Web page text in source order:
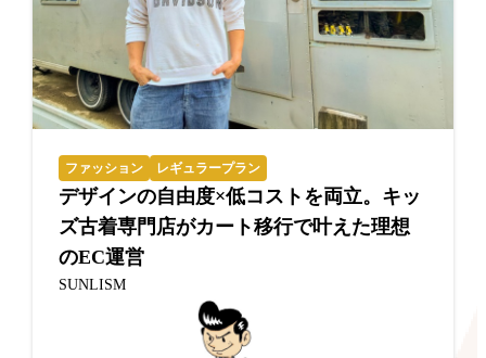
ファッション レギュラープラン
デザインの自由度×低コストを両立。キッ
ズ古着専門店がカート移行で叶えた理想
のEC運営
SUNLISM